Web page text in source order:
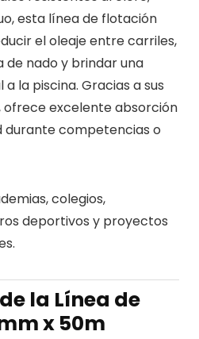
esta línea de flotación
el oleaje entre carriles,
de nado y brindar una
la piscina. Gracias a sus
ofrece excelente absorción
durante competencias o
colegios,
deportivos y proyectos
la Línea de
x 50m